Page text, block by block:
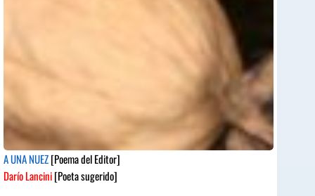
A UNA NUEZ[Poema del Editor]
Darío Lancini[Poeta sugerido]